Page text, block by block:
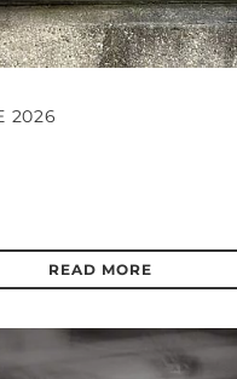
2026
READ MORE